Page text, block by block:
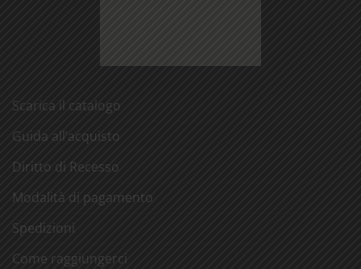
Scarica il catalogo
Guida all’acquisto
Diritto di Recesso
Modalità di pagamento
Spedizioni
Come raggiungerci